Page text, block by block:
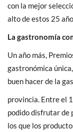
con la mejor
alto de estos 25
La gastronomía
Un año más,
gastronómica
buen hacer de la
provincia. Entre el
podido disfrutar de
los que los